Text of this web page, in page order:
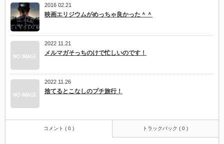
2016 02.21
映画エリジウムがめっちゃ良かった＾＾
2022 11.21
メルマガそっちのけで忙しいのです！
2022 11.26
捨てるとこなしのプチ旅行！
コメント ( 0 ) トラックバック ( 0 )